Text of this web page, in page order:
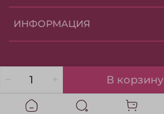
В корзину
ИНФОРМАЦИЯ